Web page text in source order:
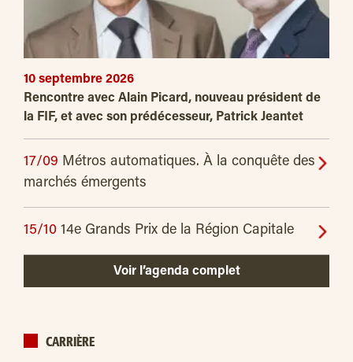
10 septembre 2026
Rencontre avec Alain Picard, nouveau président de
la FIF, et avec son prédécesseur, Patrick Jeantet
17/09 Métros automatiques. À la conquête des
marchés émergents
15/10 14e Grands Prix de la Région Capitale
Voir l’agenda complet
CARRIÈRE